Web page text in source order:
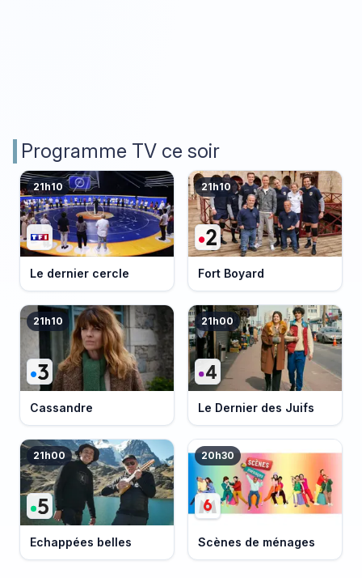
Programme TV ce soir
21h10
Le dernier cercle
21h10
Fort Boyard
21h10
Cassandre
21h00
Le Dernier des Juifs
21h00
Echappées belles
20h30
Scènes de ménages